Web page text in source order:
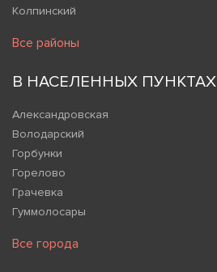
Колпинский
Все районы
В НАСЕЛЕННЫХ ПУНКТАХ
Александровская
Володарский
Горбунки
Горелово
Грачевка
Гуммолосары
Все города